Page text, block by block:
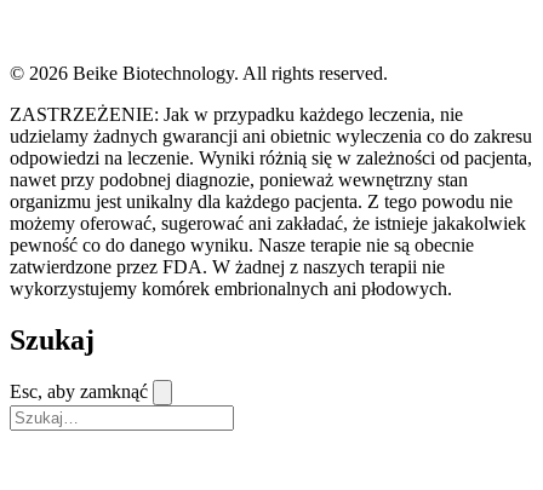
© 2026 Beike Biotechnology. All rights reserved.
ZASTRZEŻENIE: Jak w przypadku każdego leczenia, nie
udzielamy żadnych gwarancji ani obietnic wyleczenia co do zakresu
odpowiedzi na leczenie. Wyniki różnią się w zależności od pacjenta,
nawet przy podobnej diagnozie, ponieważ wewnętrzny stan
organizmu jest unikalny dla każdego pacjenta. Z tego powodu nie
możemy oferować, sugerować ani zakładać, że istnieje jakakolwiek
pewność co do danego wyniku. Nasze terapie nie są obecnie
zatwierdzone przez FDA. W żadnej z naszych terapii nie
wykorzystujemy komórek embrionalnych ani płodowych.
Szukaj
Esc, aby zamknąć